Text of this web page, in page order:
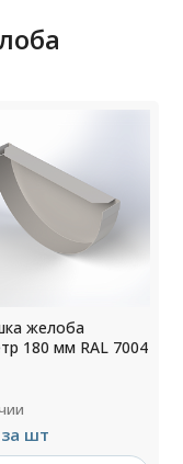
желоба
180 мм RAL 7004
шт